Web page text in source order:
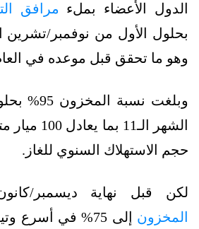
الدول الأعضاء بملء مرافق
بحلول الأول من نوفمبر/تشرين
وهو ما تحقق قبل موعده في العام
وبلغت نسبة
الشهر
حجم الاستهلاك السنوي للغاز.
لكن قبل نهاية ديسمبر/
المخزون
إلى 75% في أسرع